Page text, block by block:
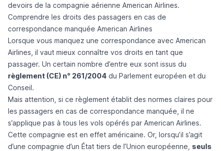
devoirs de la compagnie aérienne American Airlines.
Comprendre les droits des passagers en cas de
correspondance manquée American Airlines
Lorsque vous manquez une correspondance avec American
Airlines, il vaut mieux connaître vos droits en tant que
passager. Un certain nombre d’entre eux sont issus du
règlement (CE) n° 261/2004 du Parlement européen et du
Conseil.
Mais attention, si ce règlement établit des normes claires pour
les passagers en cas de correspondance manquée, il ne
s’applique pas à tous les vols opérés par American Airlines.
Cette compagnie est en effet américaine. Or, lorsqu’il s’agit
d’une compagnie d’un État tiers de l’Union européenne, seuls